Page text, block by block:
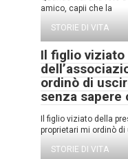
amico, capii che la
STORIE DI VITA
Il figlio
ordinò di
senza
Il figlio viziato della
proprietari mi ordinò
STORIE DI VITA